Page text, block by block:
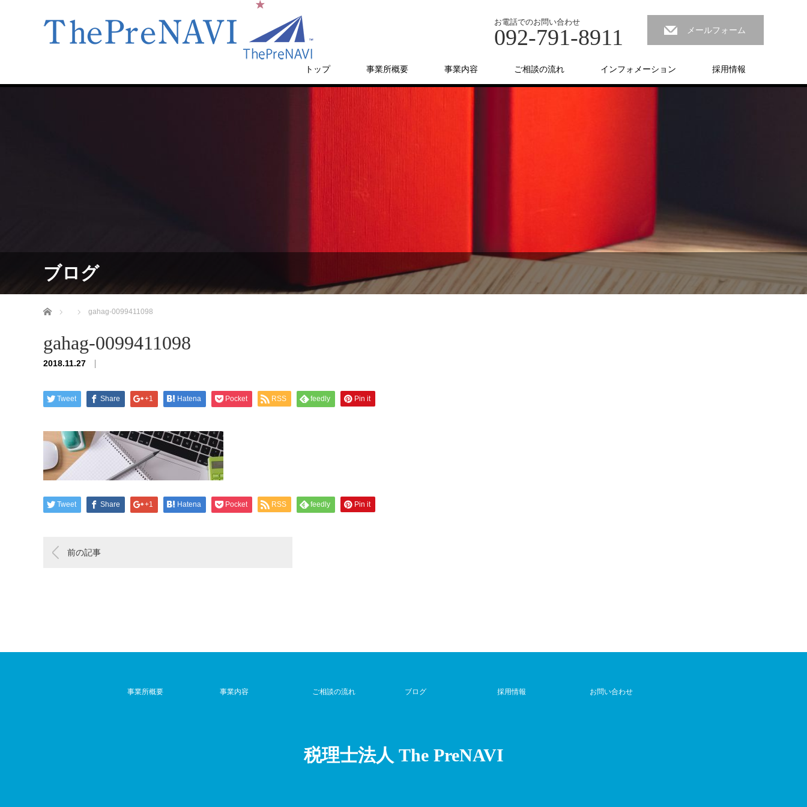
お電話でのお問い合わせ
092-791-8911 メールフォーム
トップ 事業所概要 事業内容 ご相談の流れ インフォメーション 採用情報
ブログ
ホーム gahag-0099411098
gahag-0099411098
2018.11.27
Tweet Share +1 Hatena Pocket RSS feedly Pin it
Tweet Share +1 Hatena Pocket RSS feedly Pin it
前の記事
事業所概要 事業内容 ご相談の流れ ブログ 採用情報 お問い合わせ
税理士法人 The PreNAVI